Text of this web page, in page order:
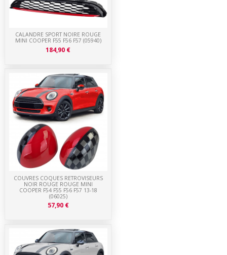
COUVRES COQUES RETROVISEURS
NOIR ROUGE ROUGE MINI
COOPER F54 F55 F56 F57 13-18
(06025)
57,90 €
CALANDRE SPORT NOIRE ROUGE
MINI COOPER F55 F56 F57 (05940)
184,90 €